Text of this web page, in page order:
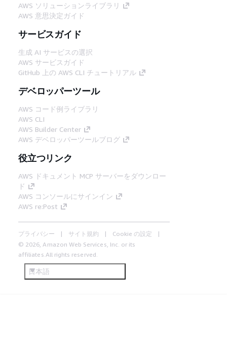
AWS ソリューションライブラリ
AWS 意思決定ガイド
サービスガイド
生成 AI サービスの選択
AWS サービスガイド
GitHub 上の AWS CLI チュートリアル
デベロッパーツール
AWS コード例ライブラリ
AWS CLI
AWS Builder Center
AWS デベロッパーツールブログ
役立つリンク
AWS ドキュメント MCP サーバーをダウンロー
ド
AWS コンソールにサインイン
AWS re:Post
プライバシー サイト規約
Cookie の設定
© 2026, Amazon Web Services, Inc. or its
affiliates.All rights reserved.
日本語